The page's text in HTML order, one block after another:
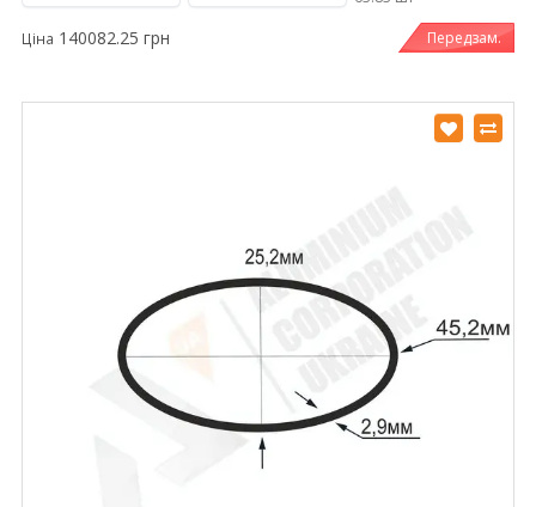
Ціна 140082.25 грн Передзам.